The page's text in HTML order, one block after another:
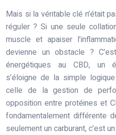
Mais si la véritable clé n’était
réguler ? Si une seule
muscle et apaiser
devienne un obstacle ?
énergétiques au CBD, un
s’éloigne de la simple
celle de la gestion de
opposition entre protéines et
fondamentalement différente
seulement un carburant, c’est